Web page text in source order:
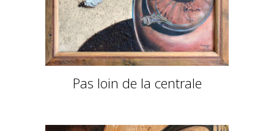
Pas loin de la centrale